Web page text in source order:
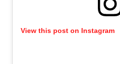
View this post on Instagram